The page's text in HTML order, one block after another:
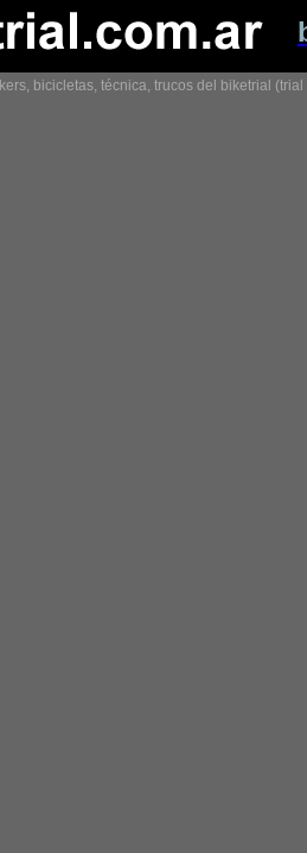
bicicletas, técnica, trucos del biketrial